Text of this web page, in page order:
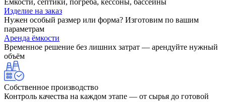
Ёмкости, септики, погреба, кессоны, бассейны
Изделие на заказ
Нужен особый размер или форма? Изготовим по вашим
параметрам
Аренда ёмкости
Временное решение без лишних затрат — арендуйте нужный
объём
Собственное производство
Контроль качества на каждом этапе — от сырья до готовой